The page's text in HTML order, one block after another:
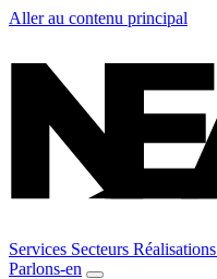
Aller au contenu principal
Services Secteurs Réalisations
Parlons-en